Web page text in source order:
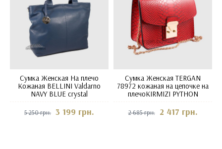
Сумка Женская На плечо
Кожаная BELLINI Valdarno
NAVY BLUE crystal
5 250 грн. 3 199 грн.
Сумка Женская TERGAN
78972 кожаная на цепочке на
плечоKIRMIZI PYTHON
2 685 грн. 2 417 грн.